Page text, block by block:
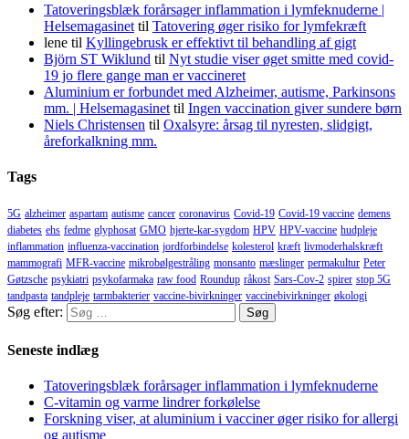
Tatoveringsblæk forårsager inflammation i lymfeknuderne |
Helsemagasinet til Tatovering øger risiko for lymfekræft
lene til Kyllingebrusk er effektivt til behandling af gigt
Björn ST Wiklund til Nyt studie viser øget smitte med covid-
19 jo flere gange man er vaccineret
Aluminium er forbundet med Alzheimer, autisme, Parkinsons
mm. | Helsemagasinet til Ingen vaccination giver sundere børn
Niels Christensen til Oxalsyre: årsag til nyresten, slidgigt,
åreforkalkning mm.
Tags
5G alzheimer aspartam autisme cancer coronavirus Covid-19 Covid-19 vaccine demens
diabetes ehs fedme glyphosat GMO hjerte-kar-sygdom HPV HPV-vaccine hudpleje
inflammation influenza-vaccination jordforbindelse kolesterol kræft livmoderhalskræft
mammografi MFR-vaccine mikrobølgestråling monsanto mæslinger permakultur Peter
Gøtzsche psykiatri psykofarmaka raw food Roundup råkost Sars-Cov-2 spirer stop 5G
tandpasta tandpleje tarmbakterier vaccine-bivirkninger vaccinebivirkninger økologi
Søg efter:
Seneste indlæg
Tatoveringsblæk forårsager inflammation i lymfeknuderne
C-vitamin og varme lindrer forkølelse
Forskning viser, at aluminium i vacciner øger risiko for allergi
og autisme